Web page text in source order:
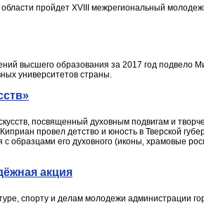
пройдет XVIII межрегиональный
высшего образования за 2017 год подвело
университетов страны.
посвященный духовным подвигам и
провел детство и юность в Тверской
образцами его духовного (иконы, храмовые
акция
спорту и делам молодежи администрации